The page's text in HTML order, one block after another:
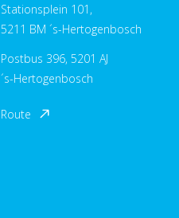
Stationsplein 101,
5211 BM ´s-Hertogenbosch
Postbus 396, 5201 AJ
´s-Hertogenbosch
Route